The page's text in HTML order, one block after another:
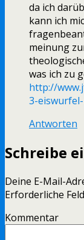
da ich
kann ich
meinung
was ich zu
http://
3-
Antworten
Schreibe
Deine E-Mail-
Erforderliche
Kommentar